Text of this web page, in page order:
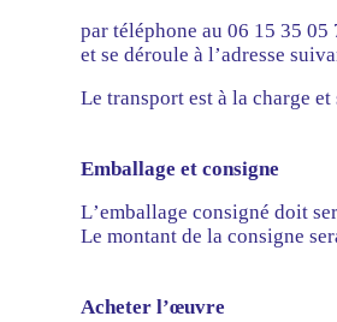
par téléphone au 06 15 35
et se déroule à l’adresse
Le transport est à la charge
Emballage et consigne
L’emballage consigné doit
Le montant de la consigne
Acheter l’œuvre